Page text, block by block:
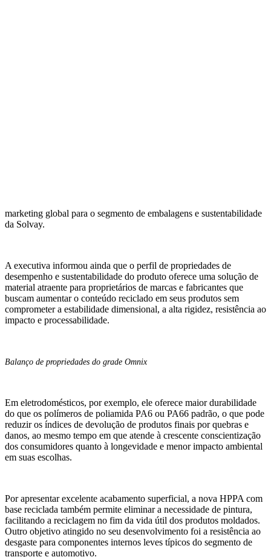
marketing global para o segmento de embalagens e sustentabilidade
da Solvay.
A executiva informou ainda que o perfil de propriedades de
desempenho e sustentabilidade do produto oferece uma solução de
material atraente para proprietários de marcas e fabricantes que
buscam aumentar o conteúdo reciclado em seus produtos sem
comprometer a estabilidade dimensional, a alta rigidez, resistência ao
impacto e processabilidade.
Balanço de propriedades do grade Omnix
Em eletrodomésticos, por exemplo, ele oferece maior durabilidade
do que os polímeros de poliamida PA6 ou PA66 padrão, o que pode
reduzir os índices de devolução de produtos finais por quebras e
danos, ao mesmo tempo em que atende à crescente conscientização
dos consumidores quanto à longevidade e menor impacto ambiental
em suas escolhas.
Por apresentar excelente acabamento superficial, a nova HPPA com
base reciclada também permite eliminar a necessidade de pintura,
facilitando a reciclagem no fim da vida útil dos produtos moldados.
Outro objetivo atingido no seu desenvolvimento foi a resistência ao
desgaste para componentes internos leves típicos do segmento de
transporte e automotivo.